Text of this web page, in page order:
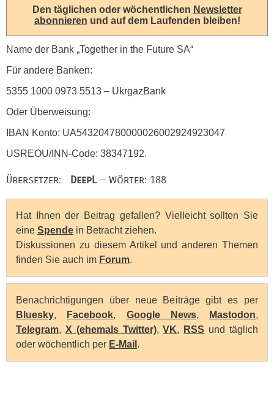
Den täglichen oder wöchentlichen Newsletter
abonnieren und auf dem Laufenden bleiben!
Name der Bank „Together in the Future SA“
Für andere Banken:
5355 1000 0973 5513 – UkrgazBank
Oder Überweisung:
IBAN Konto: UA543204780000026002924923047
USREOU/INN-Code: 38347192.
Übersetzer: DeepL— Wörter: 188
Hat Ihnen der Beitrag gefallen? Vielleicht sollten Sie
eine Spende in Betracht ziehen.
Diskussionen zu diesem Artikel und anderen Themen
finden Sie auch im Forum.
Benachrichtigungen über neue Beiträge gibt es per
Bluesky, Facebook, Google News, Mastodon,
Telegram, X (ehemals Twitter),VK, RSS und täglich
oder wöchentlich per E-Mail .